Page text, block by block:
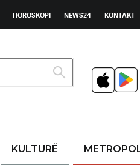
HOROSKOPI NEWS24 KONTAKT
KULTURË